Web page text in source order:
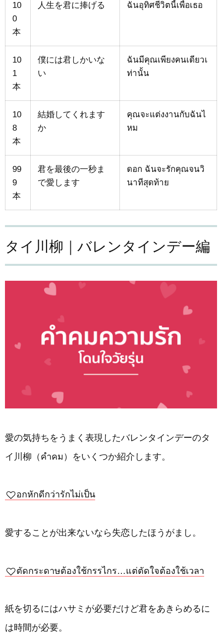
10
0
本
人生を君に捧げる ฉันอุทิศชีวิตนี้เพื่อเธอ
10
1
本
僕には君しかいな
い
ฉันมีคุณเพียงคนเดียวเ
ท่านั้น
10
8
本
結婚してくれます
か
คุณจะแต่งงานกับฉันไ
หม
99
9
本
君を最後の一秒ま
で愛します
ดอก ฉันจะรักคุณจนวิ
นาทีสุดท้าย
タイ川柳｜バレンタインデー編
愛の気持ちをうまく表現したバレンタインデーのタ
イ川柳（คำคม）をいくつか紹介します。
อกหักดีกว่ารักไม่เป็น
愛することが出来ないなら失恋したほうがまし。
ตัดกระดาษต้องใช้กรรไกร…แต่ตัดใจต้องใช้เวลา
紙を切るにはハサミが必要だけど君をあきらめるに
は時間が必要。